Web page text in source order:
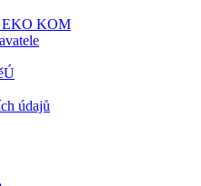
EKO KOM
údajů